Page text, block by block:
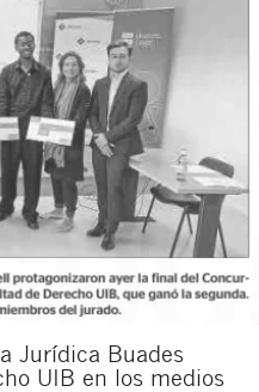
Jurídica Buades
UIB en los medios